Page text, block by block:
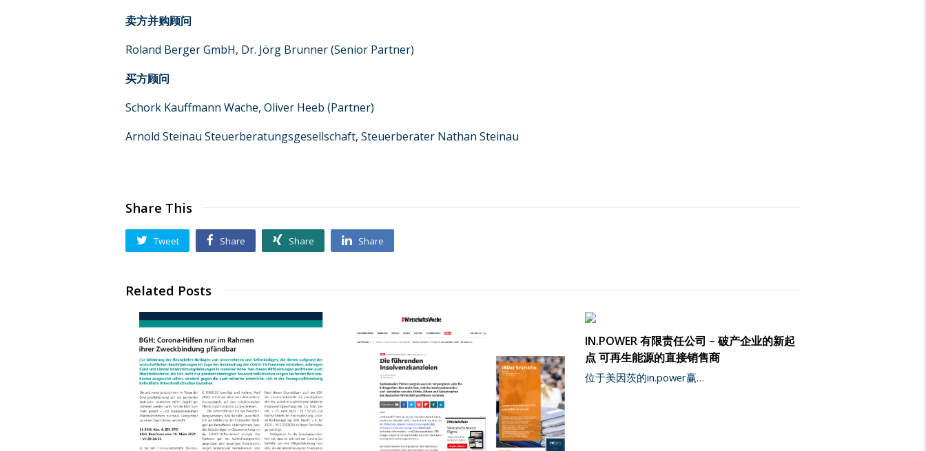
卖方并购顾问
Roland Berger GmbH, Dr. Jörg Brunner (Senior Partner)
买方顾问
Schork Kauffmann Wache, Oliver Heeb (Partner)
Arnold Steinau Steuerberatungsgesellschaft, Steuerberater Nathan Steinau
Share This
Tweet Share Share Share
Related Posts
IN.POWER 有限责任公司 – 破产企业的新起
点 可再生能源的直接销售商
位于美因茨的in.power赢…